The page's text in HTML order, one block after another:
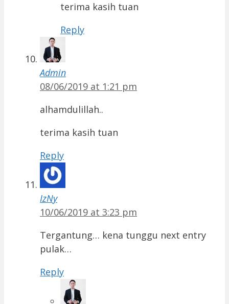
terima kasih tuan
Reply
Admin
08/06/2019 at 1:21 pm
alhamdulillah..
terima kasih tuan
Reply
IzNy
10/06/2019 at 3:23 pm
Tergantung… kena tunggu next entry
pulak…
Reply